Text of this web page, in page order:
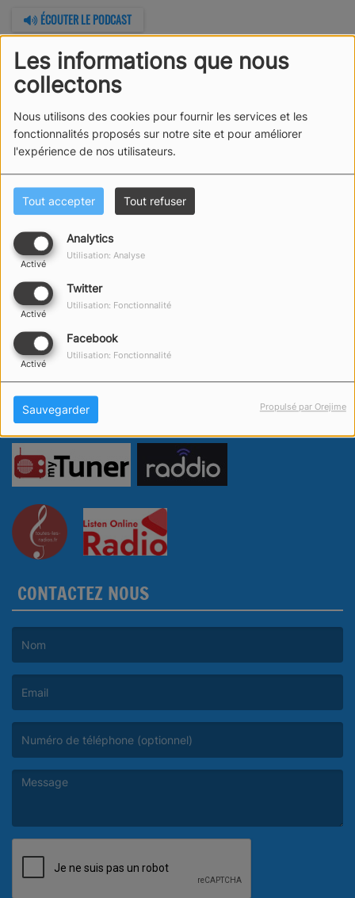
Les informations que nous
collectons
Nous utilisons des cookies pour fournir les services et les
fonctionnalités proposés sur notre site et pour améliorer
l'expérience de nos utilisateurs.
Tout accepter Tout refuser
Analytics
Activé
Utilisation: Analyse
Twitter
Activé
Utilisation: Fonctionnalité
Facebook
Activé
Utilisation: Fonctionnalité
Sauvegarder Propulsé par Orejime
ÉCOUTER LE PODCAST
L'une des premières interviews avec Radio Sables !
Arnaud Boissières et Manu Sérazin nous parlent des
monocoques de la classe IMOCA.
CONTACTEZ NOUS